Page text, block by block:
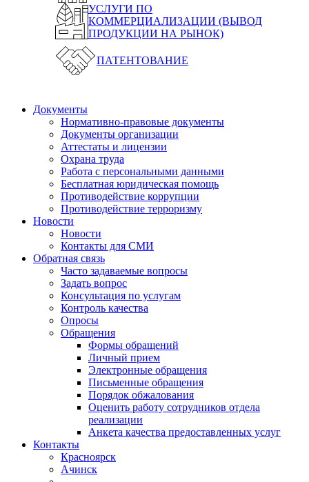
УСЛУГИ ПО
КОММЕРЦИАЛИЗАЦИИ (ВЫВОД
ПРОДУКЦИИ НА РЫНОК)
ПАТЕНТОВАНИЕ
Документы
Нормативно-правовые документы
Документы организации
Аттестаты и лицензии
Охрана труда
Работа с персональными данными
Бесплатная юридическая помощь
Противодействие коррупции
Противодействие терроризму
Новости
Новости
Контакты для СМИ
Обратная связь
Часто задаваемые вопросы
Задать вопрос
Консультация по услугам
Контроль качества
Опросы
Обращения
Формы обращений
Личный прием
Электронные обращения
Письменные обращения
Порядок обжалования
Оценить работу сотрудников отдела
реализации
Анкета качества предоставленных услуг
Контакты
Красноярск
Ачинск